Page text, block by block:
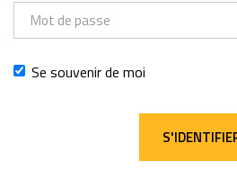
Mot
de
Se souvenir de moi